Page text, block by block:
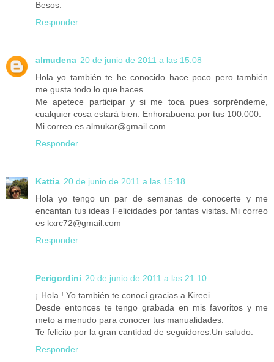
Besos.
Responder
almudena 20 de junio de 2011 a las 15:08
Hola yo también te he conocido hace poco pero también
me gusta todo lo que haces.
Me apetece participar y si me toca pues sorpréndeme,
cualquier cosa estará bien. Enhorabuena por tus 100.000.
Mi correo es almukar@gmail.com
Responder
Kattia 20 de junio de 2011 a las 15:18
Hola yo tengo un par de semanas de conocerte y me
encantan tus ideas Felicidades por tantas visitas. Mi correo
es kxrc72@gmail.com
Responder
Perigordini 20 de junio de 2011 a las 21:10
¡ Hola !.Yo también te conocí gracias a Kireei.
Desde entonces te tengo grabada en mis favoritos y me
meto a menudo para conocer tus manualidades.
Te felicito por la gran cantidad de seguidores.Un saludo.
Responder